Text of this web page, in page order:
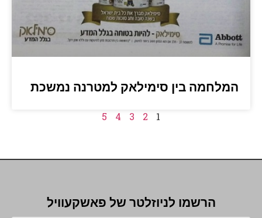
המלחמה בין סימילאק למטרנה נמשכת
1
2
3
4
5
הרשמו לניוזלטר של פאשקעוויל